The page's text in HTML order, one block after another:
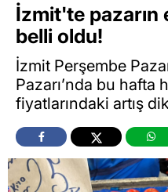
İzmit'te pazarın
belli oldu!
İzmit Perşembe
Pazarı’nda bu hafta
fiyatlarındaki artış